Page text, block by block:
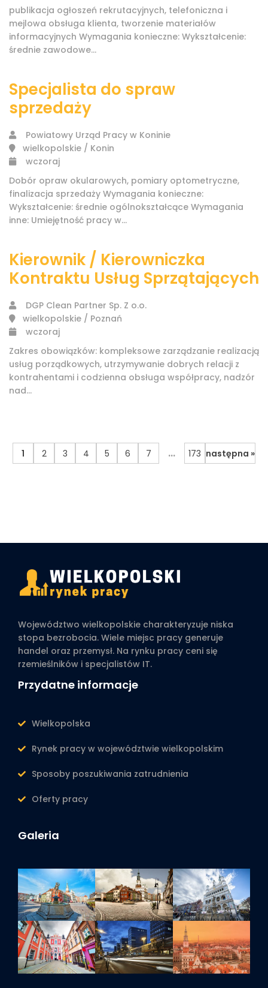
publikacja ogłoszeń rekrutacyjnych, telefoniczna i
mejlowa obsługa klienta, tworzenie materiałów
informacyjnych Wymagania konieczne: Wykształcenie:
średnie zawodowe...
Specjalista do spraw
sprzedaży
Powiatowy Urząd Pracy w Koninie
wielkopolskie / Konin
wczoraj
Dobór opraw okularowych, pomiary optometryczne,
finalizacja sprzedaży Wymagania konieczne:
Wykształcenie: średnie ogólnokształcące Wymagania
inne: Umiejętność pracy w...
Kierownik / Kierowniczka
Kontraktu Usług Sprzątających
DGP Clean Partner Sp. Z o.o.
wielkopolskie / Poznań
wczoraj
Zakres obowiązków: kompleksowe zarządzanie realizacją
usług porządkowych, utrzymywanie dobrych relacji z
kontrahentami i codzienna obsługa współpracy, nadzór
nad...
1 2 3 4 5 6 7 ... 173 następna »
Województwo wielkopolskie charakteryzuje niska
stopa bezrobocia. Wiele miejsc pracy generuje
handel oraz przemysł. Na rynku pracy ceni się
rzemieślników i specjalistów IT.
Przydatne informacje
Wielkopolska
Rynek pracy w województwie wielkopolskim
Sposoby poszukiwania zatrudnienia
Oferty pracy
Galeria